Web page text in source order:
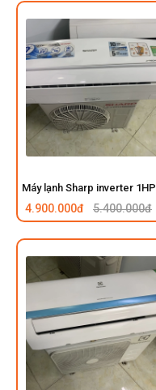
Máy lạnh Sharp inverter 1HP
4.900.000đ 5.400.000đ